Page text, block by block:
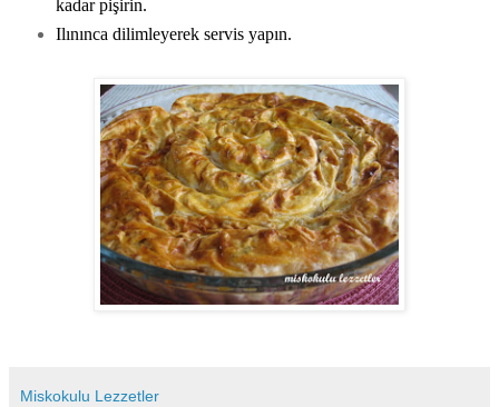
kadar pişirin.
Ilınınca dilimleyerek servis yapın.
Miskokulu Lezzetler